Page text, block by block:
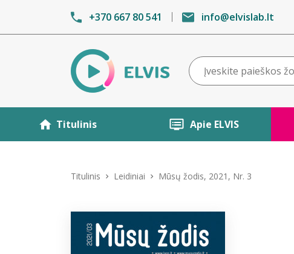
+370 667 80 541 info@elvislab.lt
Titulinis Apie ELVIS
Titulinis Leidiniai Mūsų žodis, 2021, Nr. 3